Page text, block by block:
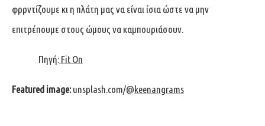
φρρντίζουμε κι η πλάτη μας να είναι ίσια ώστε να μην
επιτρέπουμε στους ώμους να καμπουριάσουν.
Πηγή: Fit On
Featured image:unsplash.com/@keenangrams